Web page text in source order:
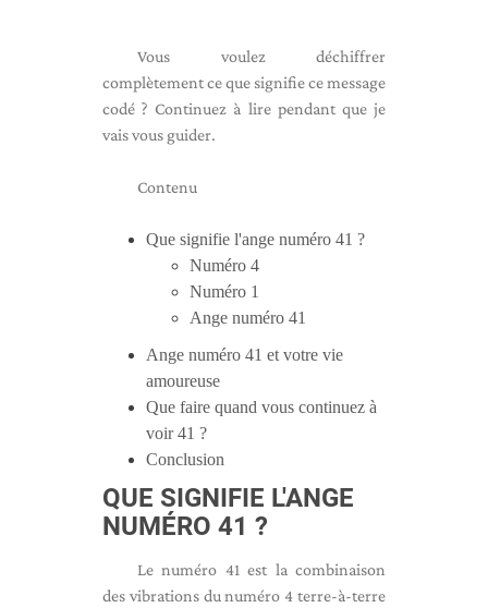
Vous voulez déchiffrer
complètement ce que signifie ce message
codé ? Continuez à lire pendant que je
vais vous guider.
Contenu
Que signifie l'ange numéro 41 ?
Numéro 4
Numéro 1
Ange numéro 41
Ange numéro 41 et votre vie
amoureuse
Que faire quand vous continuez à
voir 41 ?
Conclusion
QUE SIGNIFIE L'ANGE
NUMÉRO 41 ?
Le numéro 41 est la combinaison
des vibrations du numéro 4 terre-à-terre